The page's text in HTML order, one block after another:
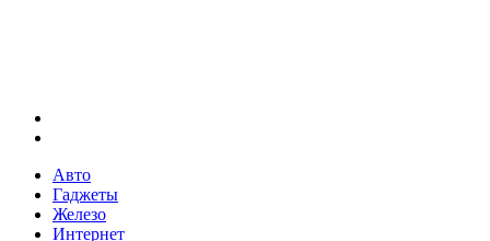
Авто
Гаджеты
Железо
Интернет